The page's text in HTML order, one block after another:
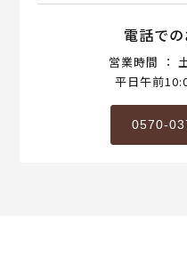
電話で
営業時間 ：
平日午前
0570-